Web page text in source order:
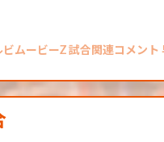
ビムービーZ 試合関連コメン